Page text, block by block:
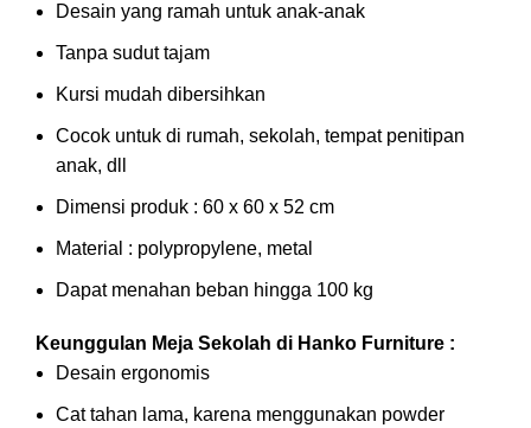
Desain yang ramah untuk anak-anak
Tanpa sudut tajam
Kursi mudah dibersihkan
Cocok untuk di rumah, sekolah, tempat penitipan
anak, dll
Dimensi produk : 60 x 60 x 52 cm
Material : polypropylene, metal
Dapat menahan beban hingga 100 kg
Keunggulan Meja Sekolah di Hanko Furniture :
Desain ergonomis
Cat tahan lama, karena menggunakan powder